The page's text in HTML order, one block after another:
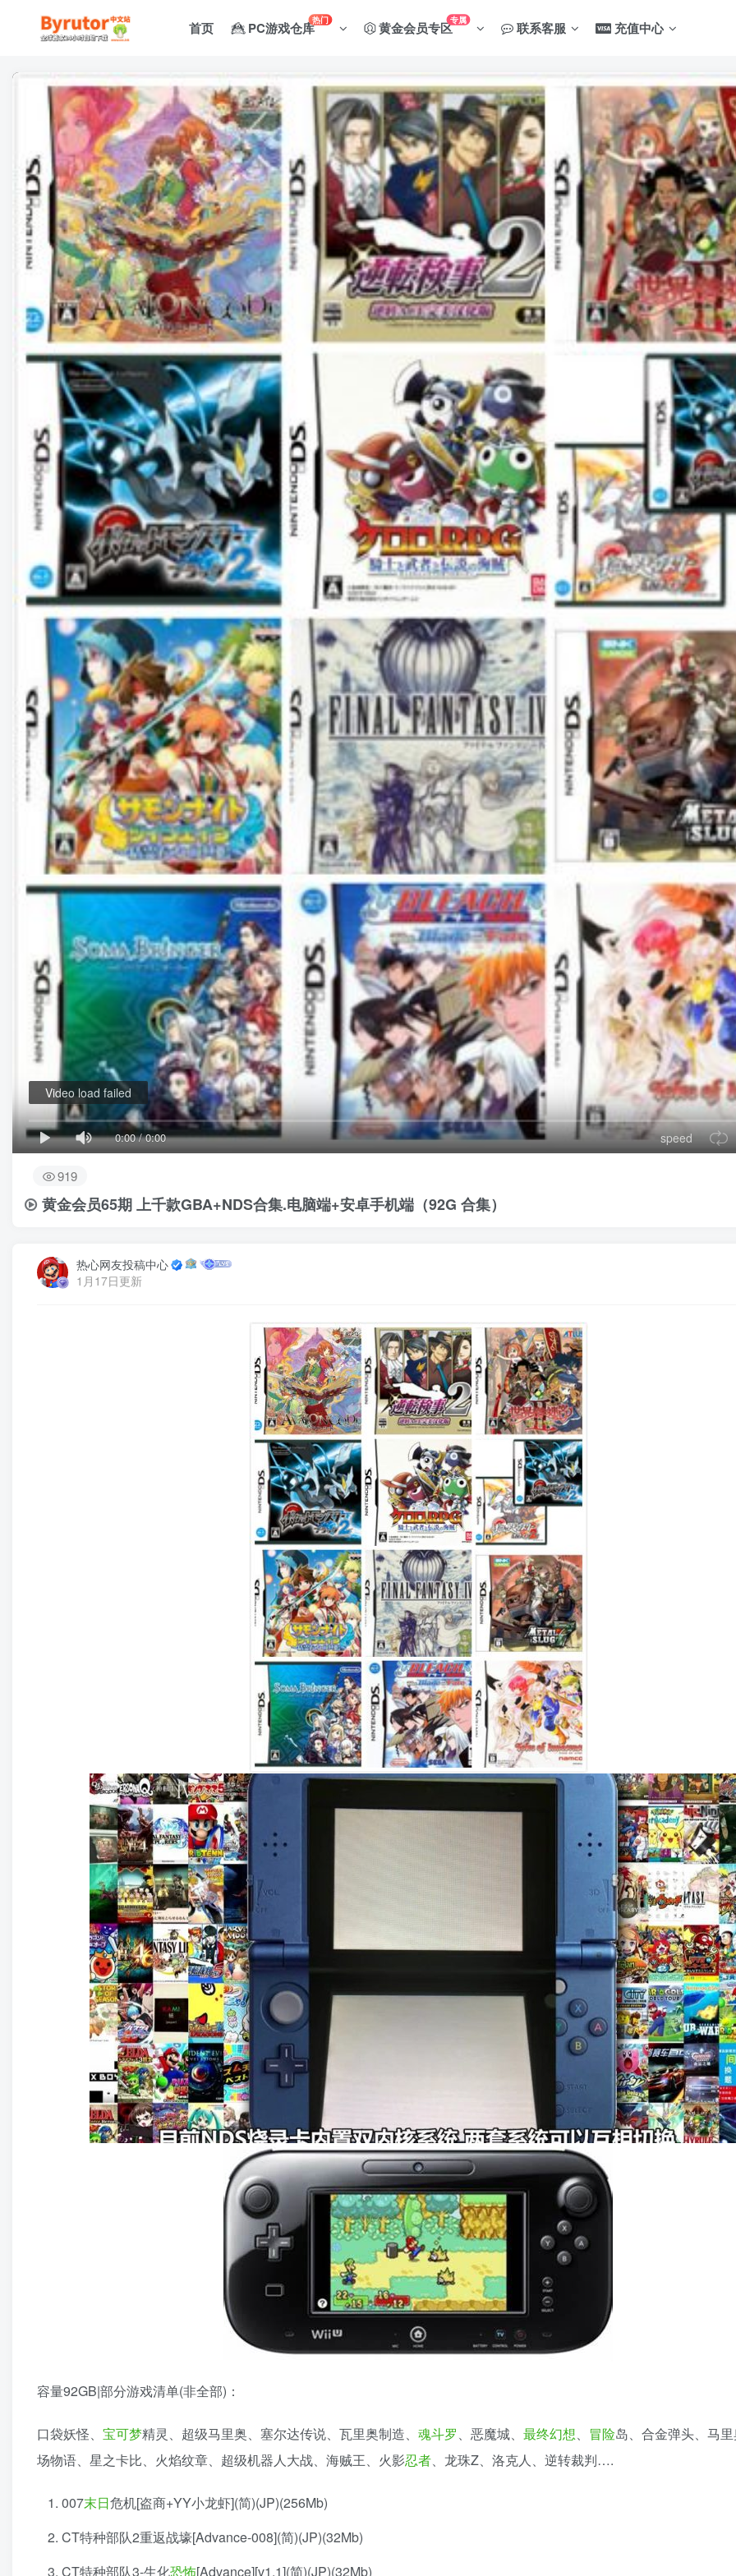
首页 PC游戏仓库热门 黄金会员专区专属 联系客服 充值中心
0:00/0:00 speed
Video load failed
919
黄金会员65期 上千款GBA+NDS合集.电脑端+安卓手机端 （92G 合集）
热心网友投稿中心
1月17日更新
容量92GB|部分游戏清单(非全部)：
口袋妖怪、 宝可梦精灵、超级马里奥、塞尔达传说、瓦里奥制造、 魂斗罗、恶魔城、 最终幻想、 冒险岛、合金弹头、马
场物语、星之卡比、火焰纹章、超级机器人大战、海贼王、火影忍者、龙珠Z、洛克人、逆转裁判….
007末日危机[盗商+YY小龙虾](简)(JP)(256Mb)
CT特种部队2重返战壕[Advance-008](简)(JP)(32Mb)
CT特种部队3-生化恐怖[Advance][v1.1](简)(JP)(32Mb)